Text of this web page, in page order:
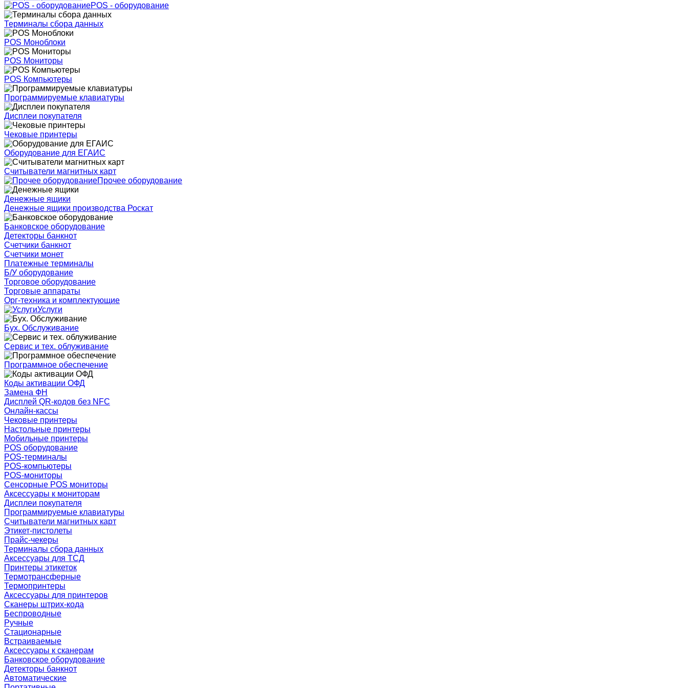
POS - оборудование
Терминалы сбора данных
POS Моноблоки
POS Мониторы
POS Компьютеры
Программируемые клавиатуры
Дисплеи покупателя
Чековые принтеры
Оборудование для ЕГАИС
Считыватели магнитных карт
Прочее оборудование
Денежные ящики
Денежные ящики производства Роскат
Банковское оборудование
Детекторы банкнот
Счетчики банкнот
Счетчики монет
Платежные терминалы
Б/У оборудование
Торговое оборудование
Торговые аппараты
Орг-техника и комплектующие
Услуги
Бух. Обслуживание
Сервис и тех. облуживание
Программное обеспечение
Коды активации ОФД
Замена ФН
Дисплей QR-кодов без NFC
Онлайн-кассы
Чековые принтеры
Настольные принтеры
Мобильные принтеры
POS оборудование
POS-терминалы
POS-компьютеры
POS-мониторы
Сенсорные POS мониторы
Аксессуары к мониторам
Дисплеи покупателя
Программируемые клавиатуры
Считыватели магнитных карт
Этикет-пистолеты
Прайс-чекеры
Терминалы сбора данных
Аксессуары для ТСД
Принтеры этикеток
Термотрансферные
Термопринтеры
Аксессуары для принтеров
Сканеры штрих-кода
Беспроводные
Ручные
Стационарные
Встраиваемые
Аксессуары к сканерам
Банковское оборудование
Детекторы банкнот
Автоматические